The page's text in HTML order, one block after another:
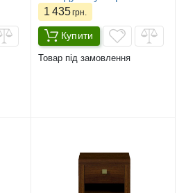
1 435грн.
Купити
Товар під замовлення